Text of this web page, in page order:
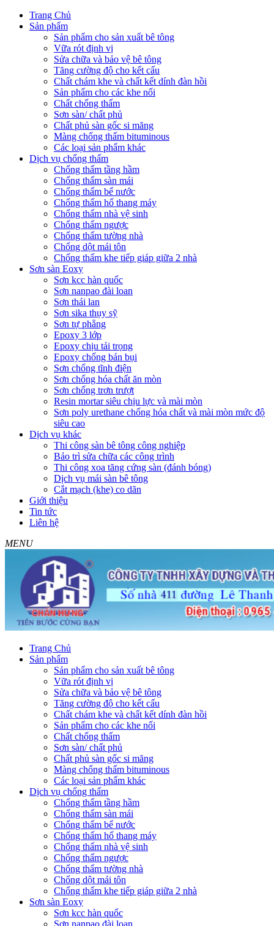
Trang Chủ
Sản phẩm
Sản phẩm cho sản xuất bê tông
Vữa rót định vị
Sửa chữa và bảo vệ bê tông
Tăng cường độ cho kết cấu
Chất chám khe và chất kết dính đàn hồi
Sản phẩm cho các khe nối
Chất chống thấm
Sơn sàn/ chất phủ
Chất phủ sàn gốc si măng
Màng chống thấm bituminous
Các loại sản phẩm khác
Dịch vụ chống thấm
Chống thấm tầng hầm
Chống thấm sàn mái
Chống thấm bể nước
Chống thấm hố thang máy
Chống thấm nhà vệ sinh
Chống thấm ngược
Chống thấm tường nhà
Chống dột mái tôn
Chống thấm khe tiếp giáp giữa 2 nhà
Sơn sàn Eoxy
Sơn kcc hàn quốc
Sơn nanpao đài loan
Sơn thái lan
Sơn sika thụy sỹ
Sơn tự phẳng
Epoxy 3 lớp
Epoxy chịu tải trọng
Epoxy chống bán bụi
Sơn chống tĩnh điện
Sơn chống hóa chất ăn mòn
Sơn chống trơn trượt
Resin mortar siêu chịu lực và mài mòn
Sơn poly urethane chống hóa chất và mài mòn mức độ
siêu cao
Dịch vụ khác
Thi công sàn bê tông công nghiệp
Bảo trì sửa chữa các công trình
Thi công xoa tăng cứng sàn (đánh bóng)
Dịch vụ mái sàn bê tông
Cắt mạch (khe) co dãn
Giới thiệu
Tin tức
Liên hệ
MENU
Trang Chủ
Sản phẩm
Sản phẩm cho sản xuất bê tông
Vữa rót định vị
Sửa chữa và bảo vệ bê tông
Tăng cường độ cho kết cấu
Chất chám khe và chất kết dính đàn hồi
Sản phẩm cho các khe nối
Chất chống thấm
Sơn sàn/ chất phủ
Chất phủ sàn gốc si măng
Màng chống thấm bituminous
Các loại sản phẩm khác
Dịch vụ chống thấm
Chống thấm tầng hầm
Chống thấm sàn mái
Chống thấm bể nước
Chống thấm hố thang máy
Chống thấm nhà vệ sinh
Chống thấm ngược
Chống thấm tường nhà
Chống dột mái tôn
Chống thấm khe tiếp giáp giữa 2 nhà
Sơn sàn Eoxy
Sơn kcc hàn quốc
Sơn nanpao đài loan